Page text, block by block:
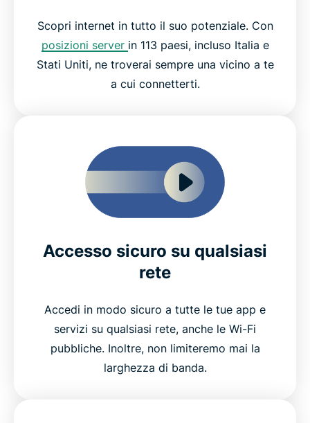
Scopri internet in tutto il suo potenziale. Con
posizioni server in 113 paesi, incluso Italia e
Stati Uniti, ne troverai sempre una vicino a te
a cui connetterti.
Accesso sicuro su qualsiasi
rete
Accedi in modo sicuro a tutte le tue app e
servizi su qualsiasi rete, anche le Wi-Fi
pubbliche. Inoltre, non limiteremo mai la
larghezza di banda.